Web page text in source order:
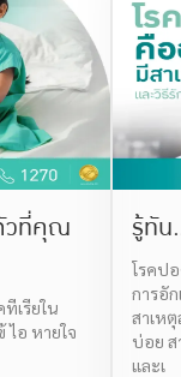
วที่คุณ
เรียใน
ไอ หายใจ
รู้ทั
โรคป
การอั
สาเห
บ่อย ส
และเ